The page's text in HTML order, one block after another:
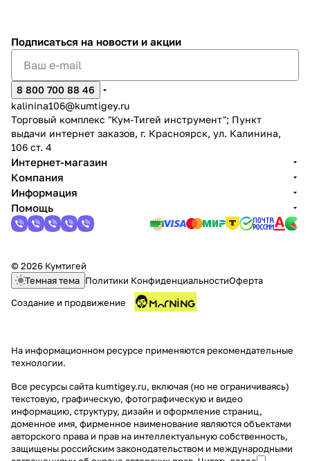
Подписаться на новости и акции
8 800 700 88 46
kalinina106@kumtigey.ru
Торговый комплекс "Кум-Тигей инструмент"; Пункт
выдачи интернет заказов, г. Красноярск, ул. Калинина,
106 ст. 4
Интернет-магазин
Компания
Информация
Помощь
© 2026 Кумтигей
Темная тема Политики КонфиденциальностиОферта
Создание и продвижение
На информационном ресурсе применяются рекомендательные
технологии.
Все ресурсы сайта kumtigey.ru, включая (но не ограничиваясь)
текстовую, графическую, фотографическую и видео
информацию, структуру, дизайн и оформление страниц,
доменное имя, фирменное наименование являются объектами
авторского права и прав на интеллектуальную собственность,
защищены российским законодательством и международными